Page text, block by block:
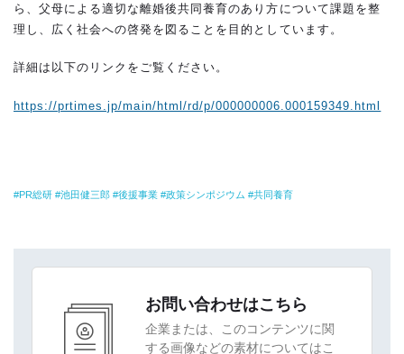
ら、父母による適切な離婚後共同養育のあり方について課題を整
理し、広く社会への啓発を図ることを目的としています。
詳細は以下のリンクをご覧ください。
https://prtimes.jp/main/html/rd/p/000000006.000159349.html
PR総研 池田健三郎 後援事業 政策シンポジウム 共同養育
お問い合わせはこちら
企業または、このコンテンツに関
する画像などの素材についてはこ